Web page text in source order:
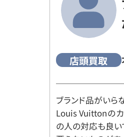
店頭買取
ブランド品がいら
Louis Vuittonの
の人の対応も良い